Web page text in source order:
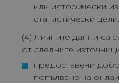
или исторически
статистически цели.
(4) Личните данни са
от следните
предоставени
попълване на